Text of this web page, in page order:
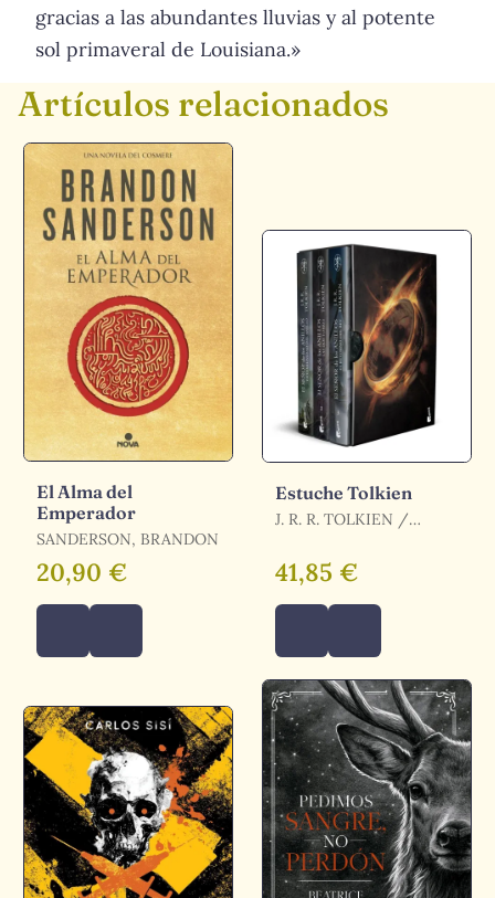
gracias a las abundantes lluvias y al potente
sol primaveral de Louisiana.»
Artículos relacionados
El Alma del
Emperador
SANDERSON, BRANDON
20,90 €
Estuche Tolkien
J. R. R. TOLKIEN /
TOLKIEN
41,85 €